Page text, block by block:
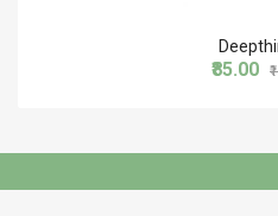
₹85.00